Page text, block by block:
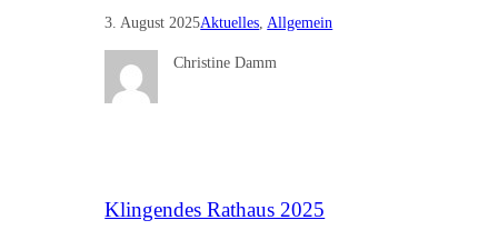
3. August 2025Aktuelles Allgemein
Christine Damm
Klingendes Rathaus 2025